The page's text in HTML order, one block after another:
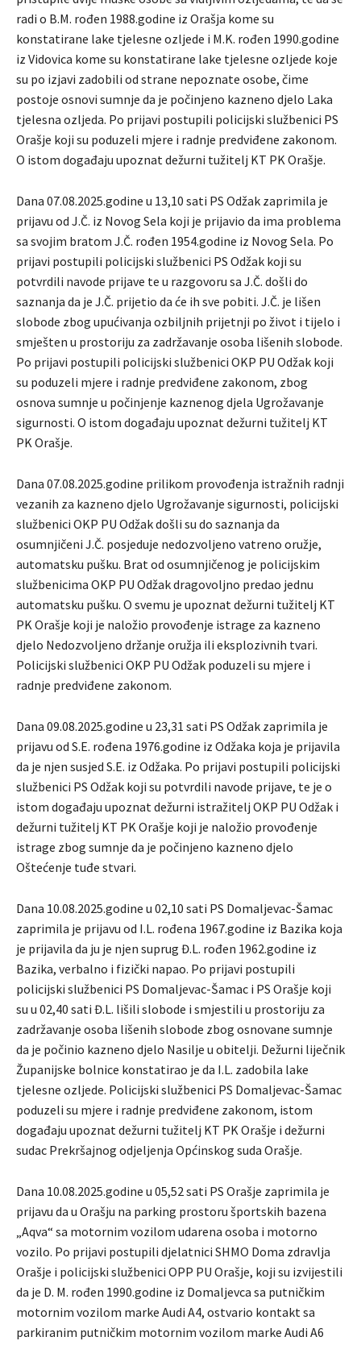
radi o B.M. rođen 1988.godine iz Orašja kome su
konstatirane lake tjelesne ozljede i M.K. rođen 1990.godine
iz Vidovica kome su konstatirane lake tjelesne ozljede koje
su po izjavi zadobili od strane nepoznate osobe, čime
postoje osnovi sumnje da je počinjeno kazneno djelo Laka
tjelesna ozljeda. Po prijavi postupili policijski službenici PS
Orašje koji su poduzeli mjere i radnje predviđene zakonom.
O istom događaju upoznat dežurni tužitelj KT PK Orašje.
Dana 07.08.2025.godine u 13,10 sati PS Odžak zaprimila je
prijavu od J.Č. iz Novog Sela koji je prijavio da ima problema
sa svojim bratom J.Č. rođen 1954.godine iz Novog Sela. Po
prijavi postupili policijski službenici PS Odžak koji su
potvrdili navode prijave te u razgovoru sa J.Č. došli do
saznanja da je J.Č. prijetio da će ih sve pobiti. J.Č. je lišen
slobode zbog upućivanja ozbiljnih prijetnji po život i tijelo i
smješten u prostoriju za zadržavanje osoba lišenih slobode.
Po prijavi postupili policijski službenici OKP PU Odžak koji
su poduzeli mjere i radnje predviđene zakonom, zbog
osnova sumnje u počinjenje kaznenog djela Ugrožavanje
sigurnosti. O istom događaju upoznat dežurni tužitelj KT
PK Orašje.
Dana 07.08.2025.godine prilikom provođenja istražnih radnji
vezanih za kazneno djelo Ugrožavanje sigurnosti, policijski
službenici OKP PU Odžak došli su do saznanja da
osumnjičeni J.Č. posjeduje nedozvoljeno vatreno oružje,
automatsku pušku. Brat od osumnjičenog je policijskim
službenicima OKP PU Odžak dragovoljno predao jednu
automatsku pušku. O svemu je upoznat dežurni tužitelj KT
PK Orašje koji je naložio provođenje istrage za kazneno
djelo Nedozvoljeno držanje oružja ili eksplozivnih tvari.
Policijski službenici OKP PU Odžak poduzeli su mjere i
radnje predviđene zakonom.
Dana 09.08.2025.godine u 23,31 sati PS Odžak zaprimila je
prijavu od S.E. rođena 1976.godine iz Odžaka koja je prijavila
da je njen susjed S.E. iz Odžaka. Po prijavi postupili policijski
službenici PS Odžak koji su potvrdili navode prijave, te je o
istom događaju upoznat dežurni istražitelj OKP PU Odžak i
dežurni tužitelj KT PK Orašje koji je naložio provođenje
istrage zbog sumnje da je počinjeno kazneno djelo
Oštećenje tuđe stvari.
Dana 10.08.2025.godine u 02,10 sati PS Domaljevac-Šamac
zaprimila je prijavu od I.L. rođena 1967.godine iz Bazika koja
je prijavila da ju je njen suprug Đ.L. rođen 1962.godine iz
Bazika, verbalno i fizički napao. Po prijavi postupili
policijski službenici PS Domaljevac-Šamac i PS Orašje koji
su u 02,40 sati Đ.L. lišili slobode i smjestili u prostoriju za
zadržavanje osoba lišenih slobode zbog osnovane sumnje
da je počinio kazneno djelo Nasilje u obitelji. Dežurni liječnik
Županijske bolnice konstatirao je da I.L. zadobila lake
tjelesne ozljede. Policijski službenici PS Domaljevac-Šamac
poduzeli su mjere i radnje predviđene zakonom, istom
događaju upoznat dežurni tužitelj KT PK Orašje i dežurni
sudac Prekršajnog odjeljenja Općinskog suda Orašje.
Dana 10.08.2025.godine u 05,52 sati PS Orašje zaprimila je
prijavu da u Orašju na parking prostoru športskih bazena
„Aqva“ sa motornim vozilom udarena osoba i motorno
vozilo. Po prijavi postupili djelatnici SHMO Doma zdravlja
Orašje i policijski službenici OPP PU Orašje, koji su izvijestili
da je D. M. rođen 1990.godine iz Domaljevca sa putničkim
motornim vozilom marke Audi A4, ostvario kontakt sa
parkiranim putničkim motornim vozilom marke Audi A6